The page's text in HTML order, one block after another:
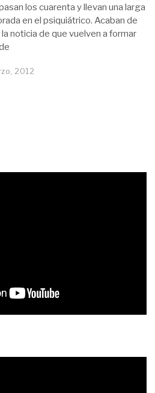
los cuarenta y llevan una larga
en el psiquiátrico. Acaban de
noticia de que vuelven a formar
2012